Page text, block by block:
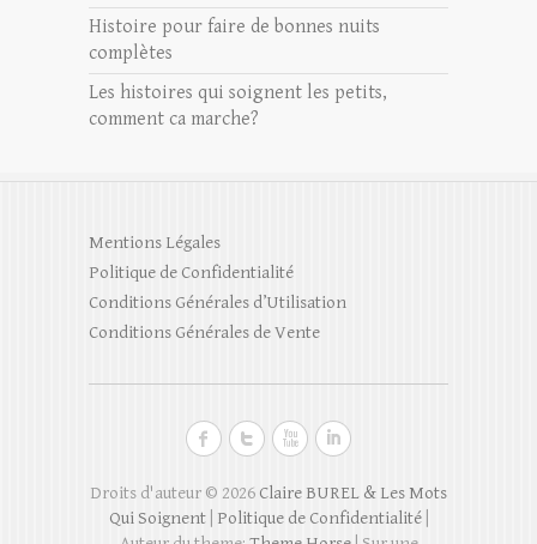
Histoire pour faire de bonnes nuits
complètes
Les histoires qui soignent les petits,
comment ca marche?
Mentions Légales
Politique de Confidentialité
Conditions Générales d’Utilisation
Conditions Générales de Vente
Droits d'auteur © 2026 Claire BUREL & Les Mots
Qui Soignent| Politique de Confidentialité|